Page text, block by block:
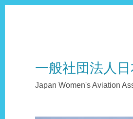
一般社団法人
Japan Women's Aviation